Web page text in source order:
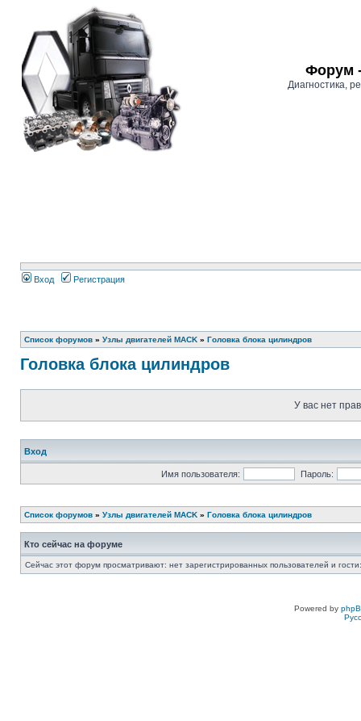
Форум -
Диагностика,
Вход Регистрация
Список форумов » Узлы двигателей MACK » Головка блока цилиндров
Головка блока цилиндров
У вас нет
Вход
Имя пользователя: Пароль:
Список форумов » Узлы двигателей MACK » Головка блока цилиндров
Кто сейчас на форуме
Сейчас этот форум просматривают: нет зарегистрированных пользователей и
Powered by